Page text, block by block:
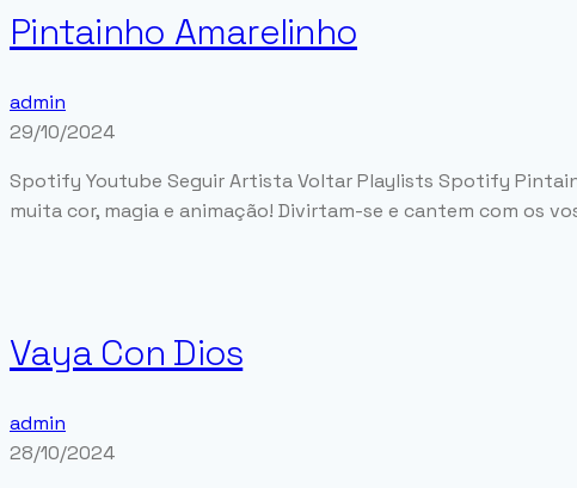
Pintainho Amarelinho
admin
29/10/2024
Spotify Youtube Seguir Artista Voltar Playlists Spotify
muita cor, magia e animação! Divirtam-se e cantem com os
Vaya Con Dios
admin
28/10/2024